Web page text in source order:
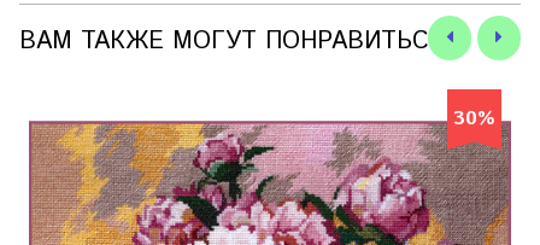
ВАМ ТАКЖЕ МОГУТ ПОНРАВИТЬСЯ
30%